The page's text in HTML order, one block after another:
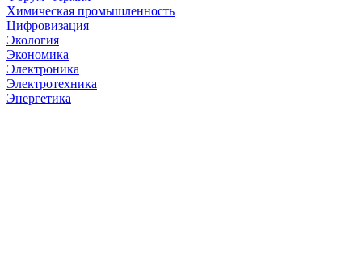
Химическая промышленность
Цифровизация
Экология
Экономика
Электроника
Электротехника
Энергетика